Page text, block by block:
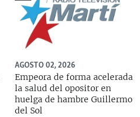
AGOSTO 02, 2026
Empeora de forma acelerada
la salud del opositor en
huelga de hambre Guillermo
del Sol